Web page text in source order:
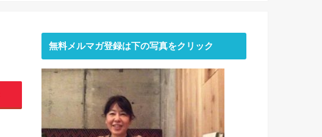
無料メルマガ登録は下の写真をクリック